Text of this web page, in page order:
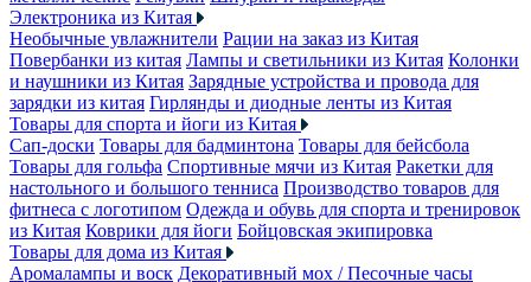
Электроника из Китая
Необычные увлажнители Рации на заказ из Китая
Повербанки из китая Лампы и светильники из Китая Колонки
и наушники из Китая Зарядные устройства и провода для
зарядки из китая Гирлянды и диодные ленты из Китая
Товары для спорта и йоги из Китая
Сап-доски Товары для бадминтона Товары для бейсбола
Товары для гольфа Спортивные мячи из Китая Ракетки для
настольного и большого тенниса Производство товаров для
фитнеса с логотипом Одежда и обувь для спорта и тренировок
из Китая Коврики для йоги Бойцовская экипировка
Товары для дома из Китая
Аромалампы и воск Декоративный мох / Песочные часы